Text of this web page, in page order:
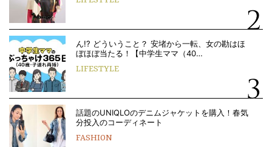
ん!? どういうこと？ 安堵から一転、女の勘はほ
ぼほぼ当たる！【中学生ママ（40…
LIFESTYLE
話題のUNIQLOのデニムジャケットを購入！春気
分投入のコーディネート
FASHION